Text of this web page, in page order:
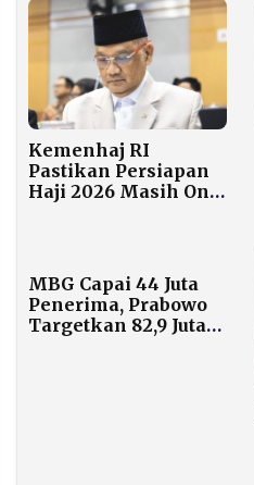
Kemenhaj RI
Pastikan Persiapan
Haji 2026 Masih On
MBG Capai 44 Juta
Penerima, Prabowo
Targetkan 82,9 Juta